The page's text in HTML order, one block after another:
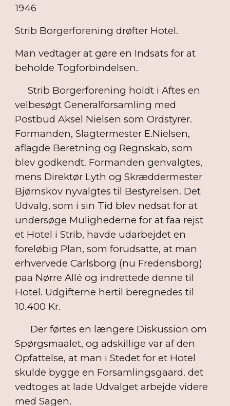
1946
Strib Borgerforening drøfter Hotel.
Man vedtager at gøre en Indsats for at
beholde Togforbindelsen.
Strib Borgerforening holdt i Aftes en
velbesøgt Generalforsamling med
Postbud Aksel Nielsen som Ordstyrer.
Formanden, Slagtermester E.Nielsen,
aflagde Beretning og Regnskab, som
blev godkendt. Formanden genvalgtes,
mens Direktør Lyth og Skræddermester
Bjørnskov nyvalgtes til Bestyrelsen. Det
Udvalg, som i sin Tid blev nedsat for at
undersøge Mulighederne for at faa rejst
et Hotel i Strib, havde udarbejdet en
foreløbig Plan, som forudsatte, at man
erhvervede Carlsborg (nu Fredensborg)
paa Nørre Allé og indrettede denne til
Hotel. Udgifterne hertil beregnedes til
10.400 Kr.
Der førtes en længere Diskussion om
Spørgsmaalet, og adskillige var af den
Opfattelse, at man i Stedet for et Hotel
skulde bygge en Forsamlingsgaard. det
vedtoges at lade Udvalget arbejde videre
med Sagen.